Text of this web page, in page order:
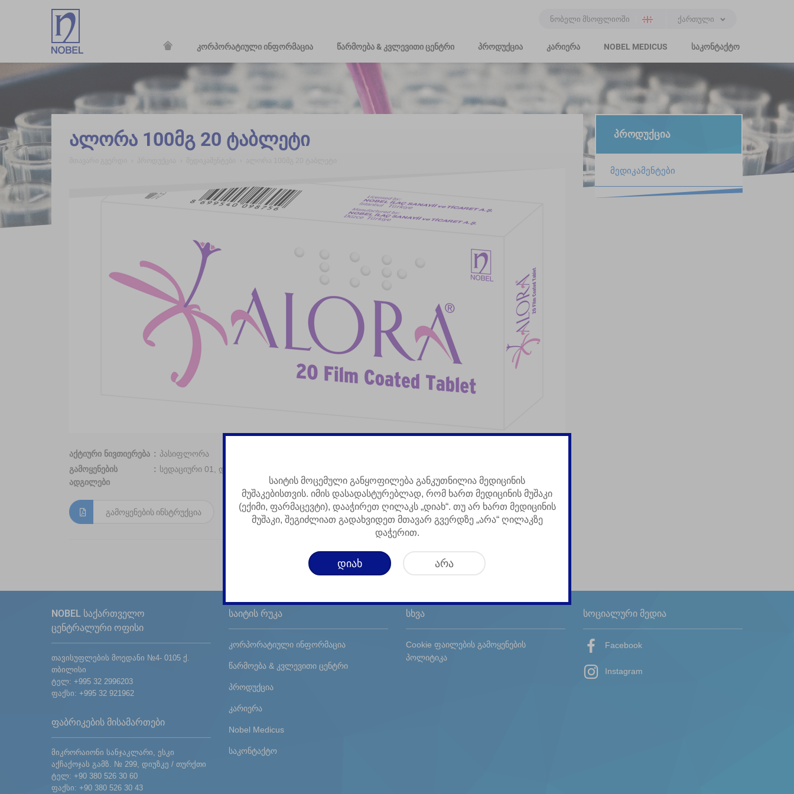
ნობელი მსოფლიოში ქართული
კორპორატიული ინფორმაცია წარმოება & კვლევითი ცენტრი პროდუქცია კარიერა NOBEL MEDICUS საკონტაქტო
ალორა 100მგ 20 ტაბლეტი
აქტიური ნივთიერება
პასიფლორა
გამოყენების
ადგილები
სედაციური 01, დამამშვიდებელი 02
გამოყენების ინსტრუქცია მოკლე ინფორმაცია პროდუქციის შესახებ
პროდუქცია
მედიკამენტები
NOBEL საქართველო
ცენტრალური ოფისი
თავისუფლების მოედანი №4- 0105 ქ.
თბილისი
ტელ: +995 32 2996203
ფაქსი: +995 32 921962
ფაბრიკების მისამართები
მიკრორაიონი სანჯაკლარი, ესკი
აქჩაქოჯას გამზ. № 299, დიუზკე / თურქთი
ტელ: +90 380 526 30 60
ფაქსი: +90 380 526 30 43
საიტის რუკა
კორპორატიული ინფორმაცია
წარმოება & კვლევითი ცენტრი
პროდუქცია
კარიერა
Nobel Medicus
საკონტაქტო
სხვა
Cookie ფაილების გამოყენების
პოლიტიკა
სოციალური მედია
Facebook
Instagram
საიტის მოცემული განყოფილება განკუთნილია მედიცინის
მუშაკებისთვის. იმის დასადასტურებლად, რომ ხართ მედიცინის მუშაკი
(ექიმი, ფარმაცევტი), დააჭირეთ ღილაკს „დიახ“. თუ არ ხართ მედიცინის
მუშაკი, შეგიძლიათ გადახვიდეთ მთავარ გვერდზე „არა“ ღილაკზე
დაჭერით.
დიახ არა